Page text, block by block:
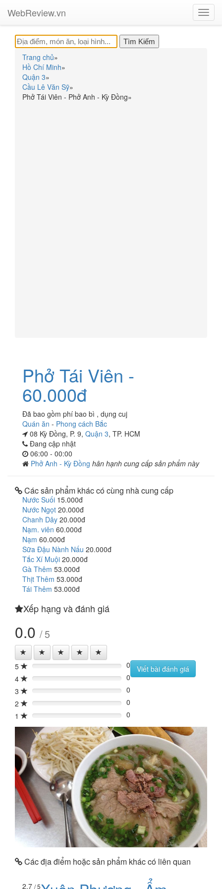
WebReview.vn
Trang chủ»
Hồ Chí Minh»
Quận 3»
Cầu Lê Văn Sỹ»
Phở Tái Viên - Phở Anh - Kỳ Đồng»
Phở Tái Viên -
60.000đ
Đã bao gồm phí bao bì , dụng cuj
Quán ăn - Phong cách Bắc
08 Kỳ Đồng, P. 9, Quận 3, TP. HCM
Đang cập nhật
06:00 - 00:00
Phở Anh - Kỳ Đồng hân hạnh cung cấp sản phẩm này
Các sản phẩm khác có cùng nhà cung cấp
Nước Suối 15.000đ
Nước Ngọt 20.000đ
Chanh Dây 20.000đ
Nạm. viên 60.000đ
Nạm 60.000đ
Sữa Đậu Nành Nấu 20.000đ
Tắc Xí Muội 20.000đ
Gà Thêm 53.000đ
Thịt Thêm 53.000đ
Tái Thêm 53.000đ
Xếp hạng và đánh giá
0.0 / 5
5 0%
0
4
0%
0
3
0%
0
2
0%
0
1
0% 0
Viết bài đánh giá
Các địa điểm hoặc sản phẩm khác có liên quan
2.7 / 5